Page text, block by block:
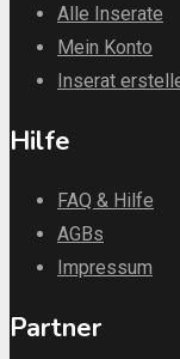
Alle Inserate
Mein Konto
Inserat
Hilfe
FAQ & Hilfe
AGBs
Impressum
Partner